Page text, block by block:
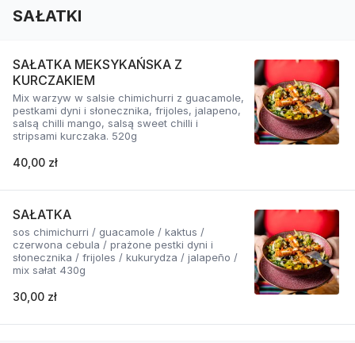
SAŁATKI
SAŁATKA MEKSYKAŃSKA Z
KURCZAKIEM
Mix warzyw w salsie chimichurri z guacamole,
pestkami dyni i słonecznika, frijoles, jalapeno,
salsą chilli mango, salsą sweet chilli i
stripsami kurczaka. 520g
40,00 zł
SAŁATKA
sos chimichurri / guacamole / kaktus /
czerwona cebula / prażone pestki dyni i
słonecznika / frijoles / kukurydza / jalapeño /
mix sałat 430g
30,00 zł